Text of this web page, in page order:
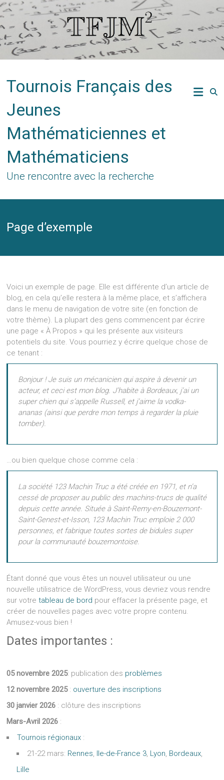
Skip
to
content
Tournois Français des
Jeunes
Mathématiciennes et
Mathématiciens
Une rencontre avec la recherche
Page d’exemple
Voici un exemple de page. Elle est différente d’un article de
blog, en cela qu’elle restera à la même place, et s’affichera
dans le menu de navigation de votre site (en fonction de
votre thème). La plupart des gens commencent par écrire
une page « À Propos » qui les présente aux visiteurs
potentiels du site. Vous pourriez y écrire quelque chose de
ce tenant :
Bonjour ! Je suis un mécanicien qui aspire à devenir un
acteur, et ceci est mon blog. J’habite à Bordeaux, j’ai un
super chien qui s’appelle Russell, et j’aime la vodka-
ananas (ainsi que perdre mon temps à regarder la pluie
tomber).
…ou bien quelque chose comme cela :
La société 123 Machin Truc a été créée en 1971, et n’a
cessé de proposer au public des machins-trucs de qualité
depuis cette année. Située à Saint-Remy-en-Bouzemont-
Saint-Genest-et-Isson, 123 Machin Truc emploie 2 000
personnes, et fabrique toutes sortes de bidules super
pour la communauté bouzemontoise.
Étant donné que vous êtes un nouvel utilisateur ou une
nouvelle utilisatrice de WordPress, vous devriez vous rendre
sur votretableau de bord pour effacer la présente page, et
créer de nouvelles pages avec votre propre contenu.
Amusez-vous bien !
Dates importantes :
05 novembre 2025: publication des problèmes
12 novembre 2025 : ouverture des inscriptions
30 janvier 2026 : clôture des inscriptions
Mars-Avril 2026 :
Tournois régionaux :
21-22 mars: Rennes, Ile-de-France 3, Lyon, Bordeaux,
Lille